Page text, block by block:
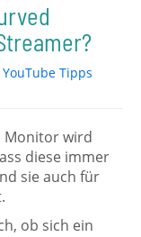
YouTube Tipps
Monitor wird
diese immer
sie auch für
ob sich ein